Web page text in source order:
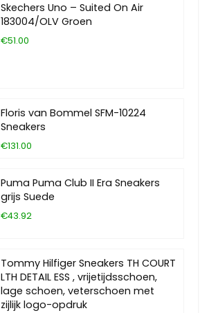
Skechers Uno – Suited On Air
183004/OLV Groen
€51.00
Floris van Bommel SFM-10224
Sneakers
€131.00
Puma Puma Club II Era Sneakers
grijs Suede
€43.92
Tommy Hilfiger Sneakers TH COURT
LTH DETAIL ESS , vrijetijdsschoen,
lage schoen, veterschoen met
zijlijk logo-opdruk